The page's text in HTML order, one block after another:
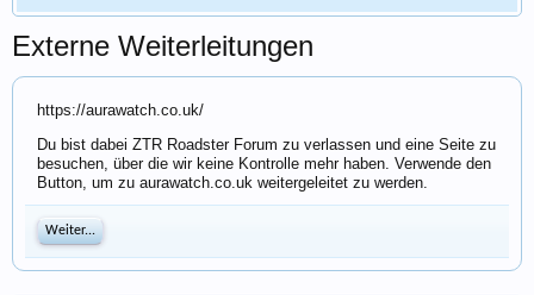
Externe Weiterleitungen
https://aurawatch.co.uk/
Du bist dabei ZTR Roadster Forum zu verlassen und eine Seite zu
besuchen, über die wir keine Kontrolle mehr haben. Verwende den
Button, um zu aurawatch.co.uk weitergeleitet zu werden.
Weiter...